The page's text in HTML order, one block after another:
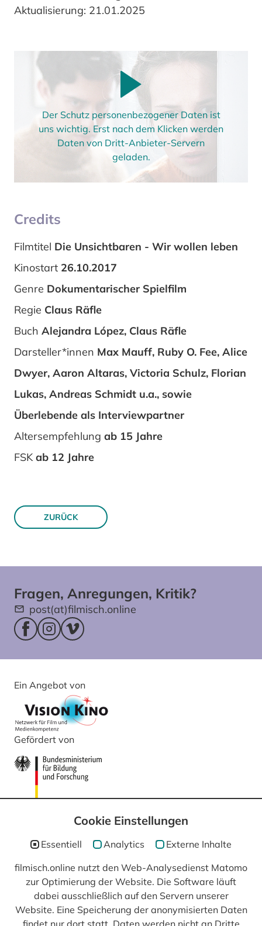
Aktualisierung: 21.01.2025
Der Schutz personenbezogener Daten ist
uns wichtig. Erst nach dem Klicken werden
Daten von Dritt-Anbieter-Servern
geladen.
Credits
Filmtitel Die Unsichtbaren - Wir wollen leben
Kinostart 26.10.2017
Genre Dokumentarischer Spielfilm
Regie Claus Räfle
Buch Alejandra López, Claus Räfle
Darsteller*innen Max Mauff, Ruby O. Fee, Alice
Dwyer, Aaron Altaras, Victoria Schulz, Florian
Lukas, Andreas Schmidt u.a., sowie
Überlebende als Interviewpartner
Altersempfehlung ab 15 Jahre
FSK ab 12 Jahre
ZURÜCK
Fragen, Anregungen, Kritik?
post(at)filmisch.online
Facebookseite (öffnet im neuen Fenster)
Instagram (öffnet im neuen Fenster)
Vimeo (öffnet im neuen Fenster)
Ein Angebot von
Gefördert von
In Kooperation mit
Cookie Einstellungen
Essentiell Analytics Externe Inhalte
filmisch.online nutzt den Web-Analysedienst Matomo
zur Optimierung der Website. Die Software läuft
dabei ausschließlich auf den Servern unserer
Website. Eine Speicherung der anonymisierten Daten
findet nur dort statt, Daten werden nicht an Dritte